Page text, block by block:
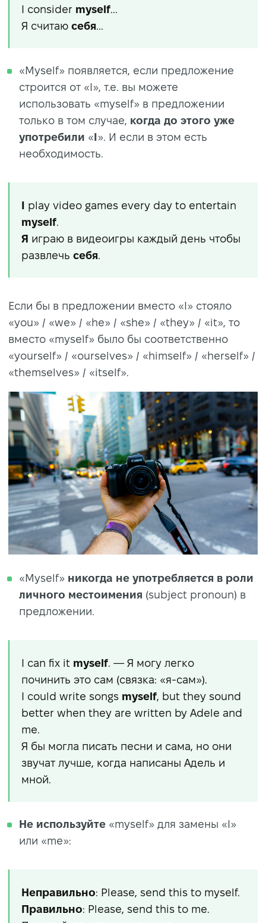
I consider myself...
Я считаю себя...
«Myself» появляется, если предложение
строится от «I», т.е. вы можете
использовать «myself» в предложении
только в том случае, когда до этого уже
употребили « ». И если в этом есть
необходимость.
play video games every day to entertain
myself.
Я играю в видеоигры каждый день чтобы
развлечь себя.
Если бы в предложении вместо «I» стояло
«you» / «we» / «he» / «she» / «they» / «it», то
вместо «myself» было бы соответственно
«yourself» / «ourselves» / «himself» / «herself» /
«themselves» / «itself».
«Myself» никогда не употребляется в роли
личного местоимения (subject pronoun) в
предложении.
I can fix it myself. — Я могу легко
починить это сам (связка: «я-сам»).
I could write songs myself, but they sound
better when they are written by Adele and
me.
Я бы могла писать песни и сама, но они
звучат лучше, когда написаны Адель и
мной.
Не используйте «myself» для замены «I»
или «me»:
Неправильно: Please, send this to myself.
Правильно: Please, send this to me.